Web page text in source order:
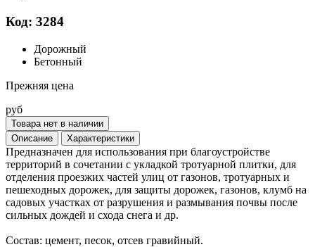
Код: 3284
Дорожный
Бетонный
Прежняя цена
руб
Товара нет в наличии
Описание
Характеристики
Предназначен для использования при благоустройстве
территорий в сочетании с укладкой тротуарной плитки, для
отделения проезжих частей улиц от газонов, тротуарных и
пешеходных дорожек, для защиты дорожек, газонов, клумб на
садовых участках от разрушения и размывания почвы после
сильных дождей и схода снега и др.
Состав: цемент, песок, отсев гравийный.